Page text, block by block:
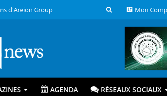
d'Areion Group Mon
AGENDA RÉSEAUX SOCIAUX